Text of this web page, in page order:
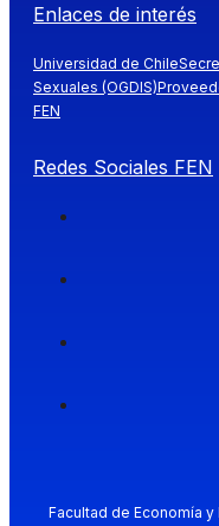
Enlaces de interés
Universidad de Chile
Sexuales (OGDIS)
FEN
Redes Sociales FEN
Facultad de Economía